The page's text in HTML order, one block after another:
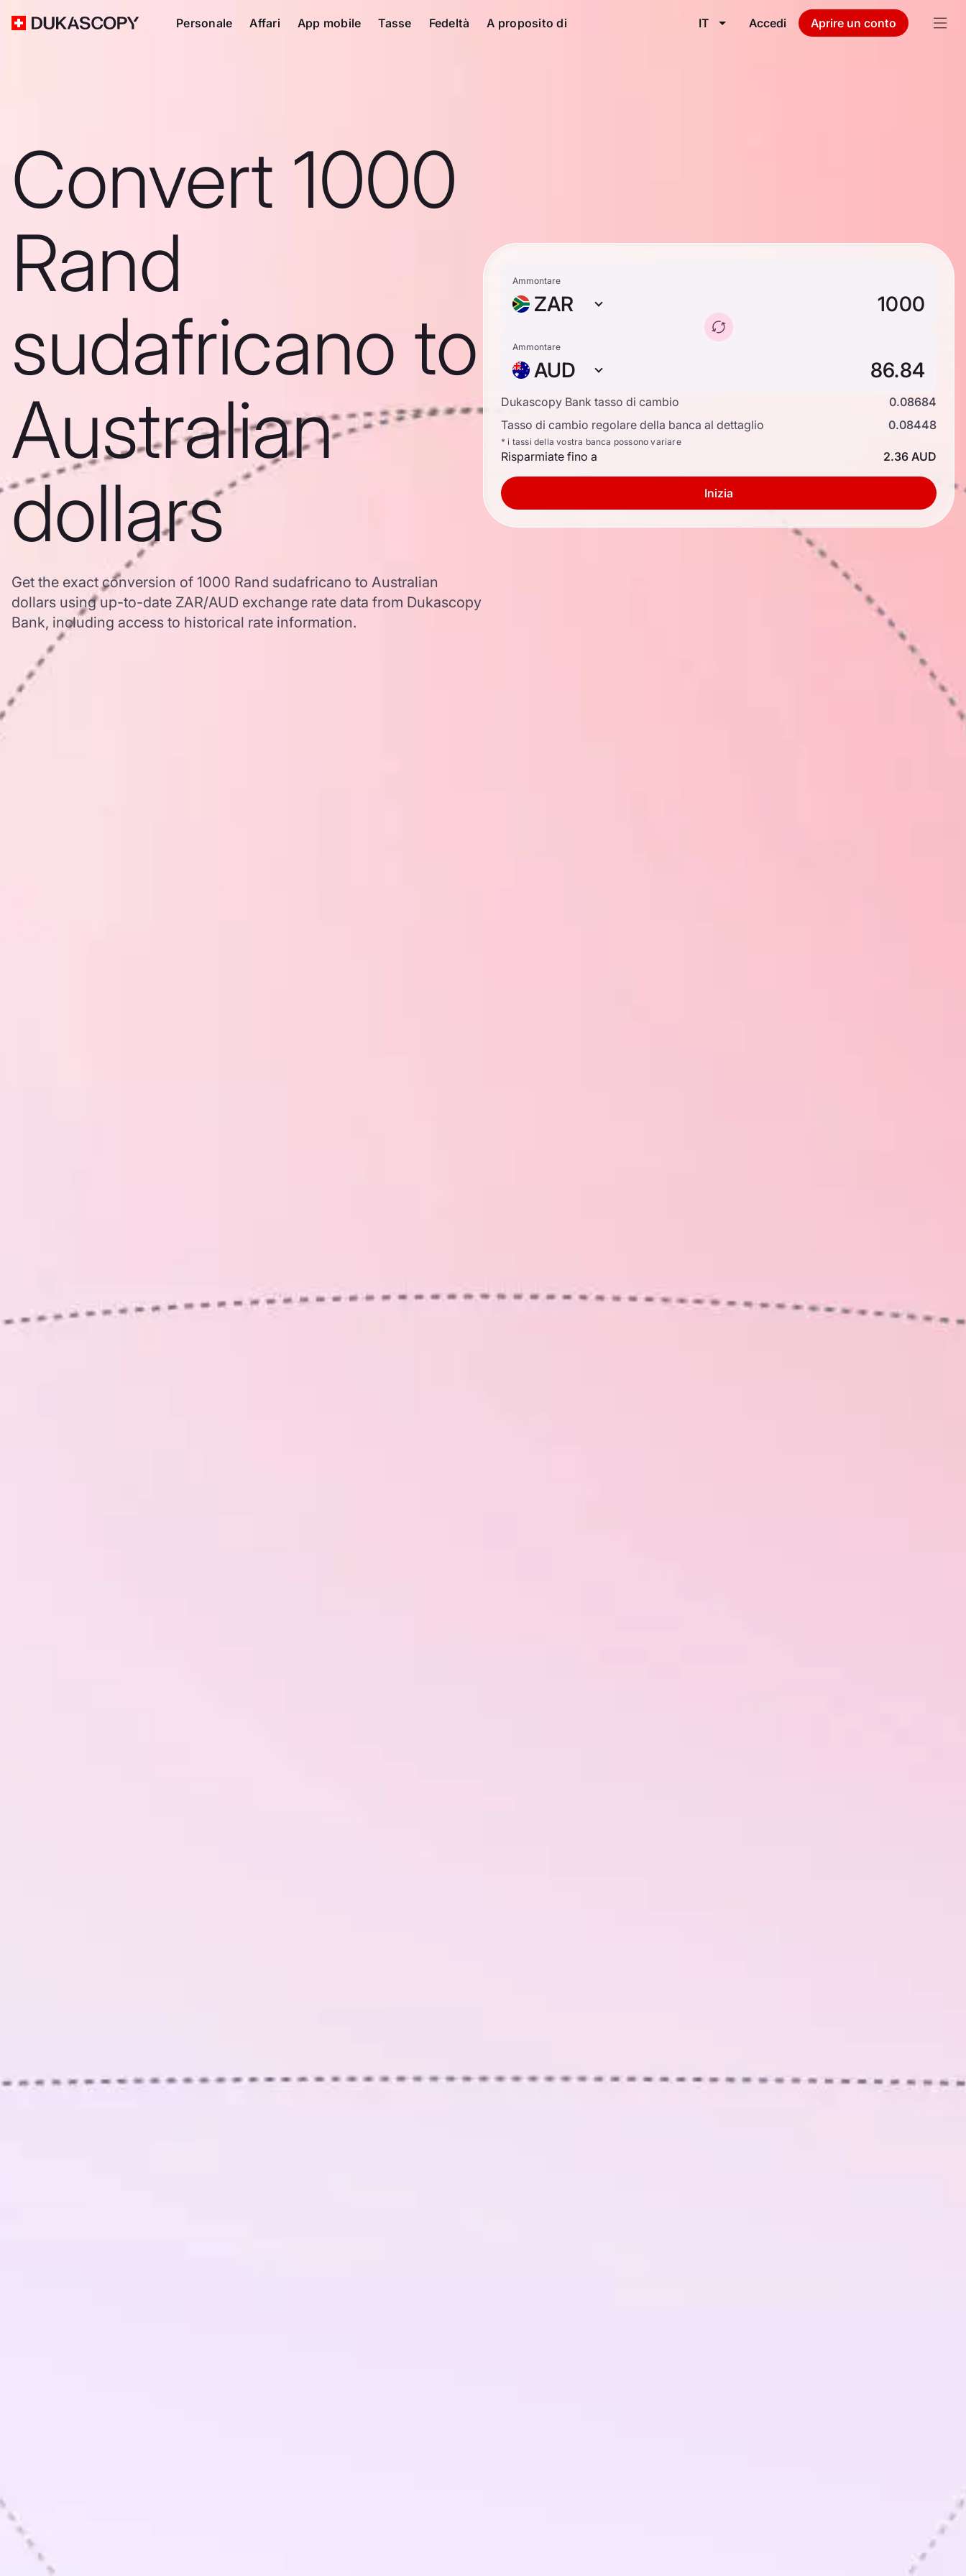
Personale Affari App mobile Tasse Fedeltà A proposito di IT Accedi Aprire un conto
Convert 1000
Rand
sudafricano to
Australian
dollars
Get the exact conversion of 1000 Rand sudafricano to Australian
dollars using up-to-date ZAR/AUD exchange rate data from Dukascopy
Bank, including access to historical rate information.
Ammontare
ZAR
Ammontare
AUD
Dukascopy Bank tasso di cambio
0.08684
Tasso di cambio regolare della banca al dettaglio
0.08448
* i tassi della vostra banca possono variare
Risparmiate fino a 2.36 AUD
Inizia